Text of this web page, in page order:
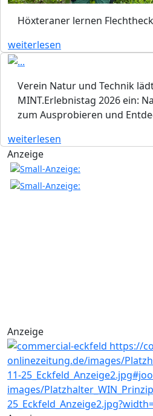
Höxteraner lernen
weiterlesen
Verein Natur und Technik
MINT.Erlebnistag 2026 ein:
zum Ausprobieren und
weiterlesen
Anzeige
Anzeige